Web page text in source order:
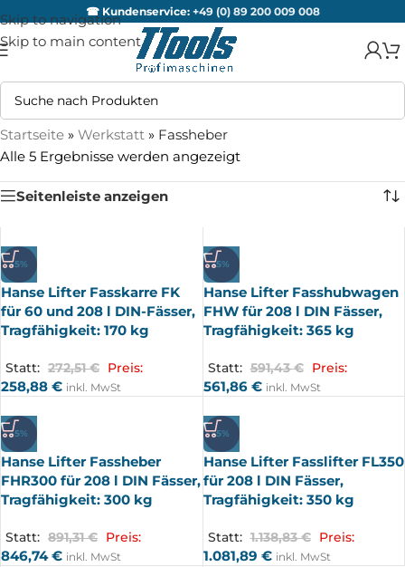
Skip to navigation
Skip to main content
☎ Kundenservice: +49 (0) 89 200 009 008
Startseite » Werkstatt » Fassheber
Alle 5 Ergebnisse werden angezeigt
Seitenleiste anzeigen
-5%
Hanse Lifter Fasskarre FK
für 60 und 208 l DIN-Fässer,
Tragfähigkeit: 170 kg
Statt: 272,51€ Preis:
258,88 € inkl. MwSt
-5%
Hanse Lifter Fasshubwagen
FHW für 208 l DIN Fässer,
Tragfähigkeit: 365 kg
Statt: 591,43€ Preis:
561,86 € inkl. MwSt
-5%
Hanse Lifter Fassheber
FHR300 für 208 l DIN Fässer,
Tragfähigkeit: 300 kg
Statt: 891,31€ Preis:
846,74€ inkl. MwSt
-5%
Hanse Lifter Fasslifter FL350
für 208 l DIN Fässer,
Tragfähigkeit: 350 kg
Statt: 1.138,83€ Preis:
1.081,89 € inkl. MwSt